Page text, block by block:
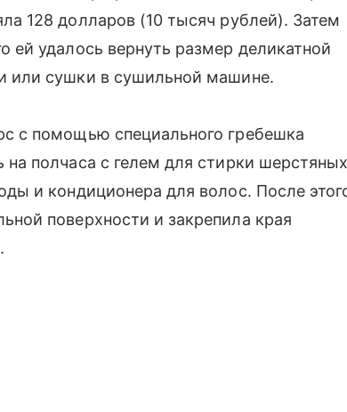
128 долларов (10 тысяч рублей). Затем
ей удалось вернуть размер деликатной
или сушки в сушильной машине.
с помощью специального гребешка
полчаса с гелем для стирки шерстяных
и кондиционера для волос. После
поверхности и закрепила края